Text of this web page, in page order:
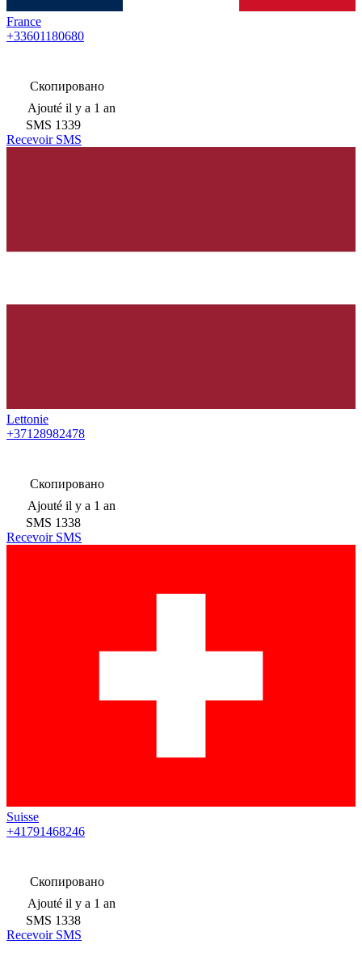
France
+33601180680
Скопировано
Ajouté il y a 1 an
SMS 1339
Recevoir SMS
Lettonie
+37128982478
Скопировано
Ajouté il y a 1 an
SMS 1338
Recevoir SMS
Suisse
+41791468246
Скопировано
Ajouté il y a 1 an
SMS 1338
Recevoir SMS